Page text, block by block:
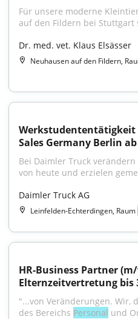
Für unsere moderne
auf den Fildern bei Stuttgart
Dr. med. vet. Klaus Elsässer
Neuhausen auf den Fildern,
Werkstudententätigkeit
Sales Germany Berlin
Bei Daimler Truck
von heute und erzielen
Daimler Truck AG
Leinfelden-Echterdingen, Raum
HR-Business Partner
Elternzeitvertretung bis
"...von Veränderungen. Wir,
des Bereichs Personal und